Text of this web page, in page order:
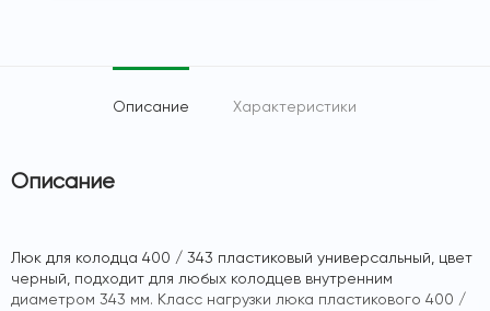
Описание Характеристики
Описание
Люк для колодца 400 / 343 пластиковый универсальный, цвет
черный, подходит для любых колодцев внутренним
диаметром 343 мм. Класс нагрузки люка пластикового 400 /